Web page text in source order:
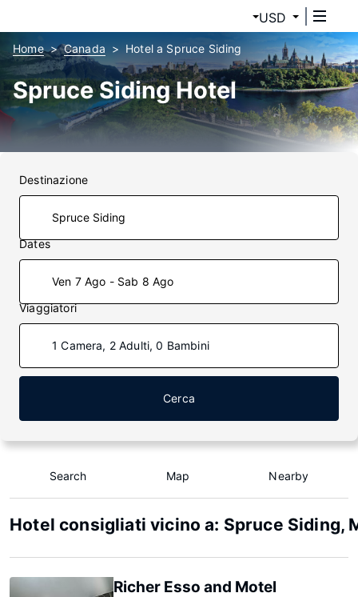
USD
Home Canada Hotel a Spruce Siding
Spruce Siding Hotel
Destinazione
Dates
Ven 7 Ago - Sab 8 Ago
Viaggiatori
1 Camera, 2 Adulti, 0 Bambini
Cerca
Search Map Nearby
Hotel consigliati vicino a: Spruce Siding,
Richer Esso and Motel